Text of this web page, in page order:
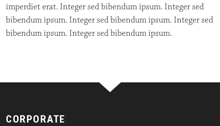
imperdiet erat. Integer sed bibendum ipsum. Integer sed
bibendum ipsum. Integer sed bibendum ipsum. Integer sed
bibendum ipsum. Integer sed bibendum ipsum.
CORPORATE